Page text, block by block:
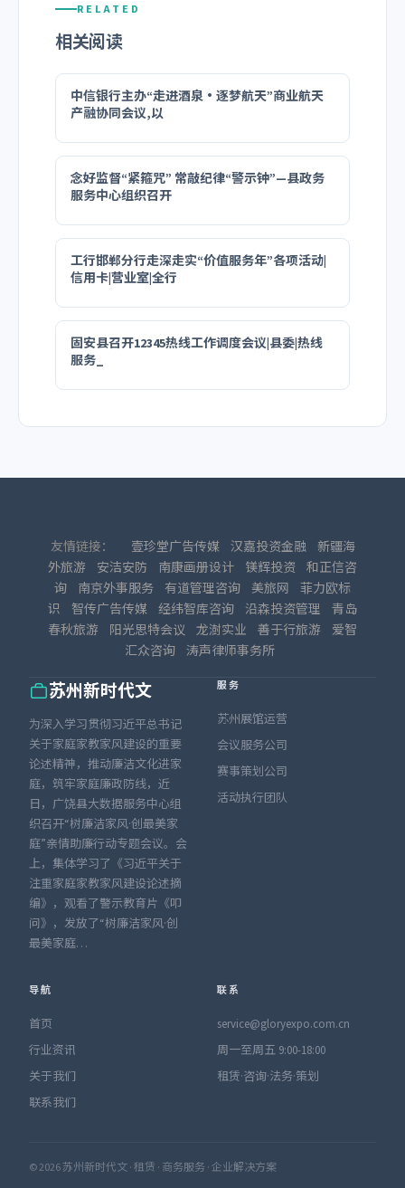
RELATED
相关阅读
中信银行主办“走进酒泉・逐梦航天”商业航天
产融协同会议,以
念好监督“紧箍咒” 常敲纪律“警示钟”—县政务
服务中心组织召开
工行邯郸分行走深走实“价值服务年”各项活动|
信用卡|营业室|全行
固安县召开12345热线工作调度会议|县委|热线
服务_
友情链接： 壹珍堂广告传媒 汉嘉投资金融
新疆海
外旅游
安洁安防 南康画册设计 镁辉投资 和正信咨
询
南京外事服务 有道管理咨询 美旅网
菲力欧标
识
智传广告传媒 经纬智库咨询 沿森投资管理
青岛
春秋旅游
阳光思特会议 龙澍实业 善于行旅游
爱智
汇众咨询 涛声律师事务所
苏州新时代文
为深入学习贯彻习近平总书记
关于家庭家教家风建设的重要
论述精神，推动廉洁文化进家
庭，筑牢家庭廉政防线，近
日，广饶县大数据服务中心组
织召开“树廉洁家风·创最美家
庭”亲情助廉行动专题会议。会
上，集体学习了《习近平关于
注重家庭家教家风建设论述摘
编》，观看了警示教育片《叩
问》，发放了“树廉洁家风·创
最美家庭…
服务
苏州展馆运营
会议服务公司
赛事策划公司
活动执行团队
导航
首页
行业资讯
关于我们
联系我们
联系
service@gloryexpo.com.cn
周一至周五 9:00-18:00
租赁·咨询·法务·策划
© 2026 苏州新时代文 · 租赁 · 商务服务 · 企业解决方案